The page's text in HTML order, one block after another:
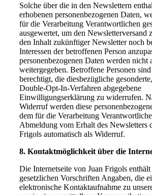
Solche über die in den Newslettern
erhobenen personenbezogenen Daten,
für die Verarbeitung Verantwortlichen
ausgewertet, um den Newsletterversand
den Inhalt zukünftiger Newsletter noch
Interessen der betroffenen Person
personenbezogenen Daten werden nicht
weitergegeben. Betroffene Personen
berechtigt, die diesbezügliche
Double-Opt-In-Verfahren abgegebene
Einwilligungserklärung zu widerrufen.
Widerruf werden diese
dem für die Verarbeitung
Abmeldung vom Erhalt des Newsletters
Frigols automatisch als Widerruf.
8. Kontaktmöglichkeit über die
Die Internetseite von Juan Frigols
gesetzlichen Vorschriften Angaben, die
elektronische Kontaktaufnahme zu